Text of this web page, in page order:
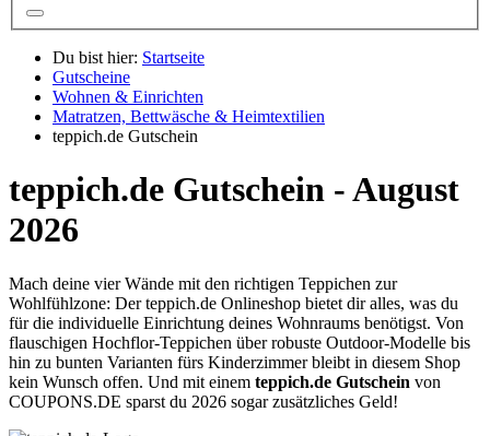
Du bist hier: Startseite
Gutscheine
Wohnen & Einrichten
Matratzen, Bettwäsche & Heimtextilien
teppich.de Gutschein
teppich.de Gutschein - August
2026
Mach deine vier Wände mit den richtigen Teppichen zur
Wohlfühlzone: Der teppich.de Onlineshop bietet dir alles, was du
für die individuelle Einrichtung deines Wohnraums benötigst. Von
flauschigen Hochflor-Teppichen über robuste Outdoor-Modelle bis
hin zu bunten Varianten fürs Kinderzimmer bleibt in diesem Shop
kein Wunsch offen. Und mit einem teppich.de Gutschein von
COUPONS.DE sparst du 2026 sogar zusätzliches Geld!